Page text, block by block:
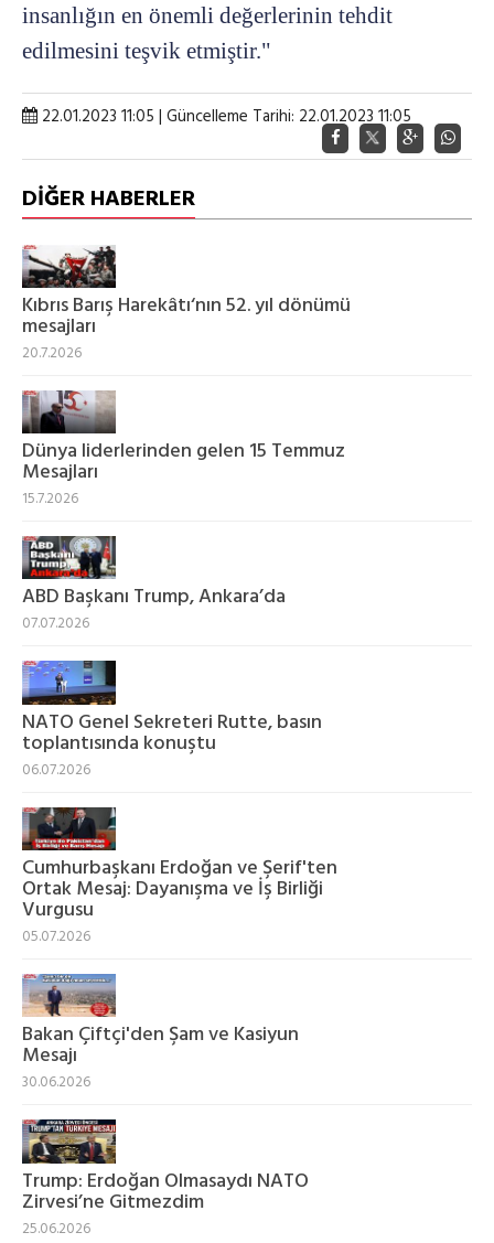
insanlığın en önemli değerlerinin tehdit
edilmesini teşvik etmiştir."
22.01.2023 11:05 | Güncelleme Tarihi: 22.01.2023 11:05
DİĞER HABERLER
Kıbrıs Barış Harekâtı‘nın 52. yıl dönümü
mesajları
20.7.2026
Dünya liderlerinden gelen 15 Temmuz
Mesajları
15.7.2026
ABD Başkanı Trump, Ankara’da
07.07.2026
NATO Genel Sekreteri Rutte, basın
toplantısında konuştu
06.07.2026
Cumhurbaşkanı Erdoğan ve Şerif'ten
Ortak Mesaj: Dayanışma ve İş Birliği
Vurgusu
05.07.2026
Bakan Çiftçi'den Şam ve Kasiyun
Mesajı
30.06.2026
Trump: Erdoğan Olmasaydı NATO
Zirvesi’ne Gitmezdim
25.06.2026